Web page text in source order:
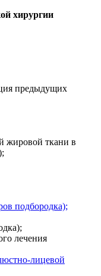
хирургии
предыдущих
жировой ткани в
подбородка);
лечения
лицевой